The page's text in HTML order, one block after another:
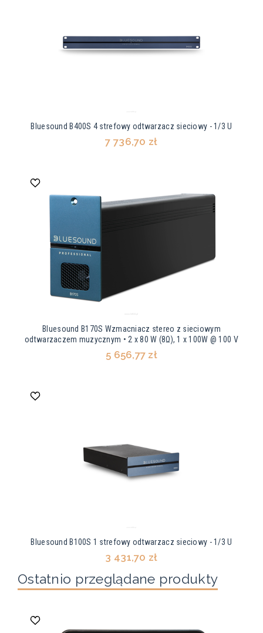
Bluesound B400S 4 strefowy odtwarzacz sieciowy - 1/3 U
7 736,70 zł
Bluesound B170S Wzmacniacz stereo z sieciowym
odtwarzaczem muzycznym • 2 x 80 W (8Ω), 1 x 100W @ 100 V
5 656,77 zł
Bluesound B100S 1 strefowy odtwarzacz sieciowy - 1/3 U
3 431,70 zł
Ostatnio przeglądane produkty